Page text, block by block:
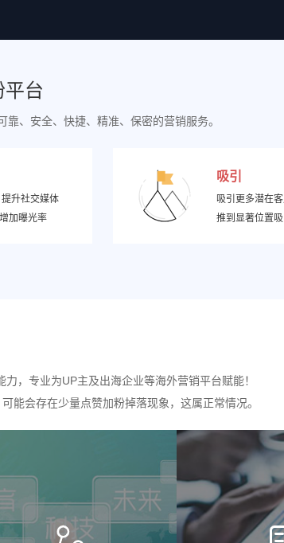
平台
、安全、快捷、精准、保密的营销服务。
升社交媒体
加曝光率
吸引
吸引更多潜在
推到显著位置
，专业为UP主及出海企业等海外营销平台赋能！
能会存在少量点赞加粉掉落现象，这属正常情况。